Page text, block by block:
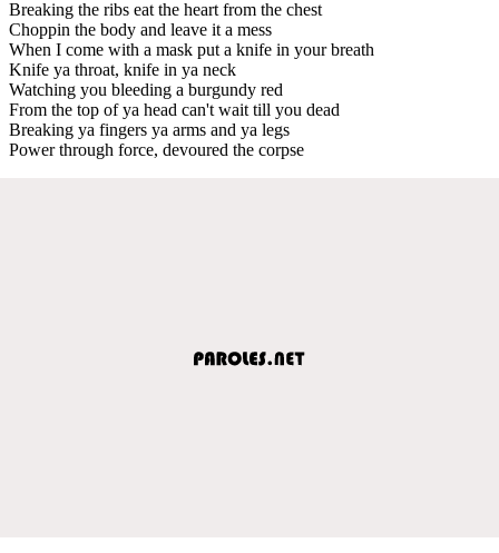
Breaking the ribs eat the heart from the chest
Choppin the body and leave it a mess
When I come with a mask put a knife in your breath
Knife ya throat, knife in ya neck
Watching you bleeding a burgundy red
From the top of ya head can't wait till you dead
Breaking ya fingers ya arms and ya legs
Power through force, devoured the corpse